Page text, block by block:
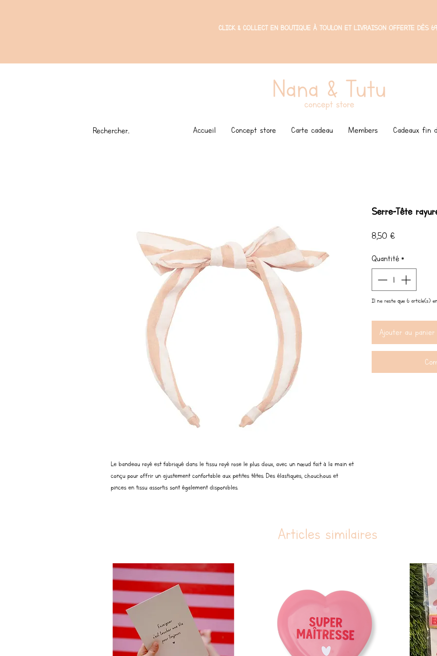
CLICK & COLLECT EN BOUTIQUE À TOULON ET LIVRAISON OFFERTE DÈS
Accueil Concept store Carte cadeau Members Cadeaux fin
Le bandeau rayé est fabriqué dans le tissu rayé rose le plus doux, avec un nœud fait à la main et
conçu pour offrir un ajustement confortable aux petites têtes. Des élastiques, chouchous et
pinces en tissu assortis sont également disponibles.
Serre-Tête
8,50 €Prix
Quantité *
Il ne reste que 6 article(s)
Ajouter au panier
Articles similaires